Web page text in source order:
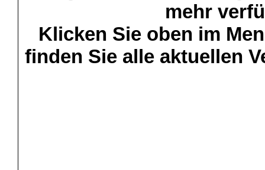
mehr
Klicken Sie oben im
finden Sie alle aktuellen